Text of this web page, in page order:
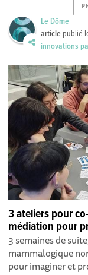
Le Dôme
article publié
innovations
3 ateliers pour
médiation pour
3 semaines de
mammalogique
pour imaginer et